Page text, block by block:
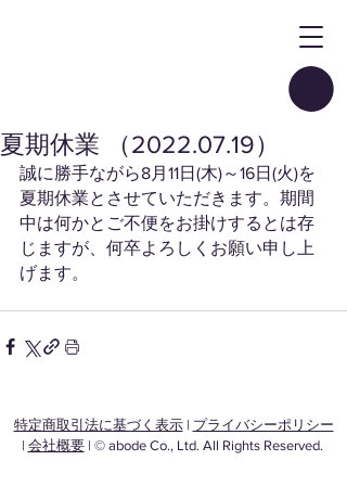
夏期休業 （2022.07.19）
誠に勝手ながら8月11日(木)～16日(火)を
夏期休業とさせていただきます。期間
中は何かとご不便をお掛けするとは存
じますが、何卒よろしくお願い申し上
げます。
特定商取引法に基づく表示| プライバシーポリシー
| 会社概要| © abode Co., Ltd. All Rights Reserved.